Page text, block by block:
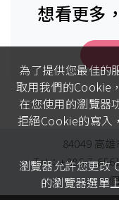
想看更多
84049 高
Tel：+886-7-
為了提供您最佳的
取用我們的Cookie
在您使用的瀏覽器
拒絕Cookie的寫入
瀏覽器允許您更改
的瀏覽器選單